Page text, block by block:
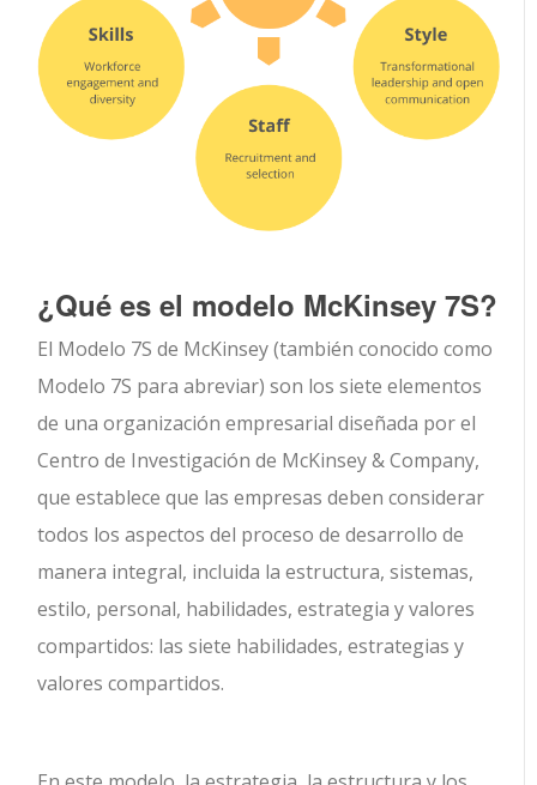
¿Qué es el modelo McKinsey 7S?
El Modelo 7S de McKinsey (también conocido como
Modelo 7S para abreviar) son los siete elementos
de una organización empresarial diseñada por el
Centro de Investigación de McKinsey & Company,
que establece que las empresas deben considerar
todos los aspectos del proceso de desarrollo de
manera integral, incluida la estructura, sistemas,
estilo, personal, habilidades, estrategia y valores
compartidos: las siete habilidades, estrategias y
valores compartidos.